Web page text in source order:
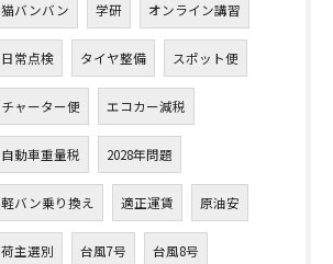
猫バンバン 学研 オンライン講習
日常点検 タイヤ整備 スポット便
チャーター便 エコカー減税
自動車重量税 2028年問題
軽バン乗り換え 適正運賃 原油安
荷主選別 台風7号 台風8号